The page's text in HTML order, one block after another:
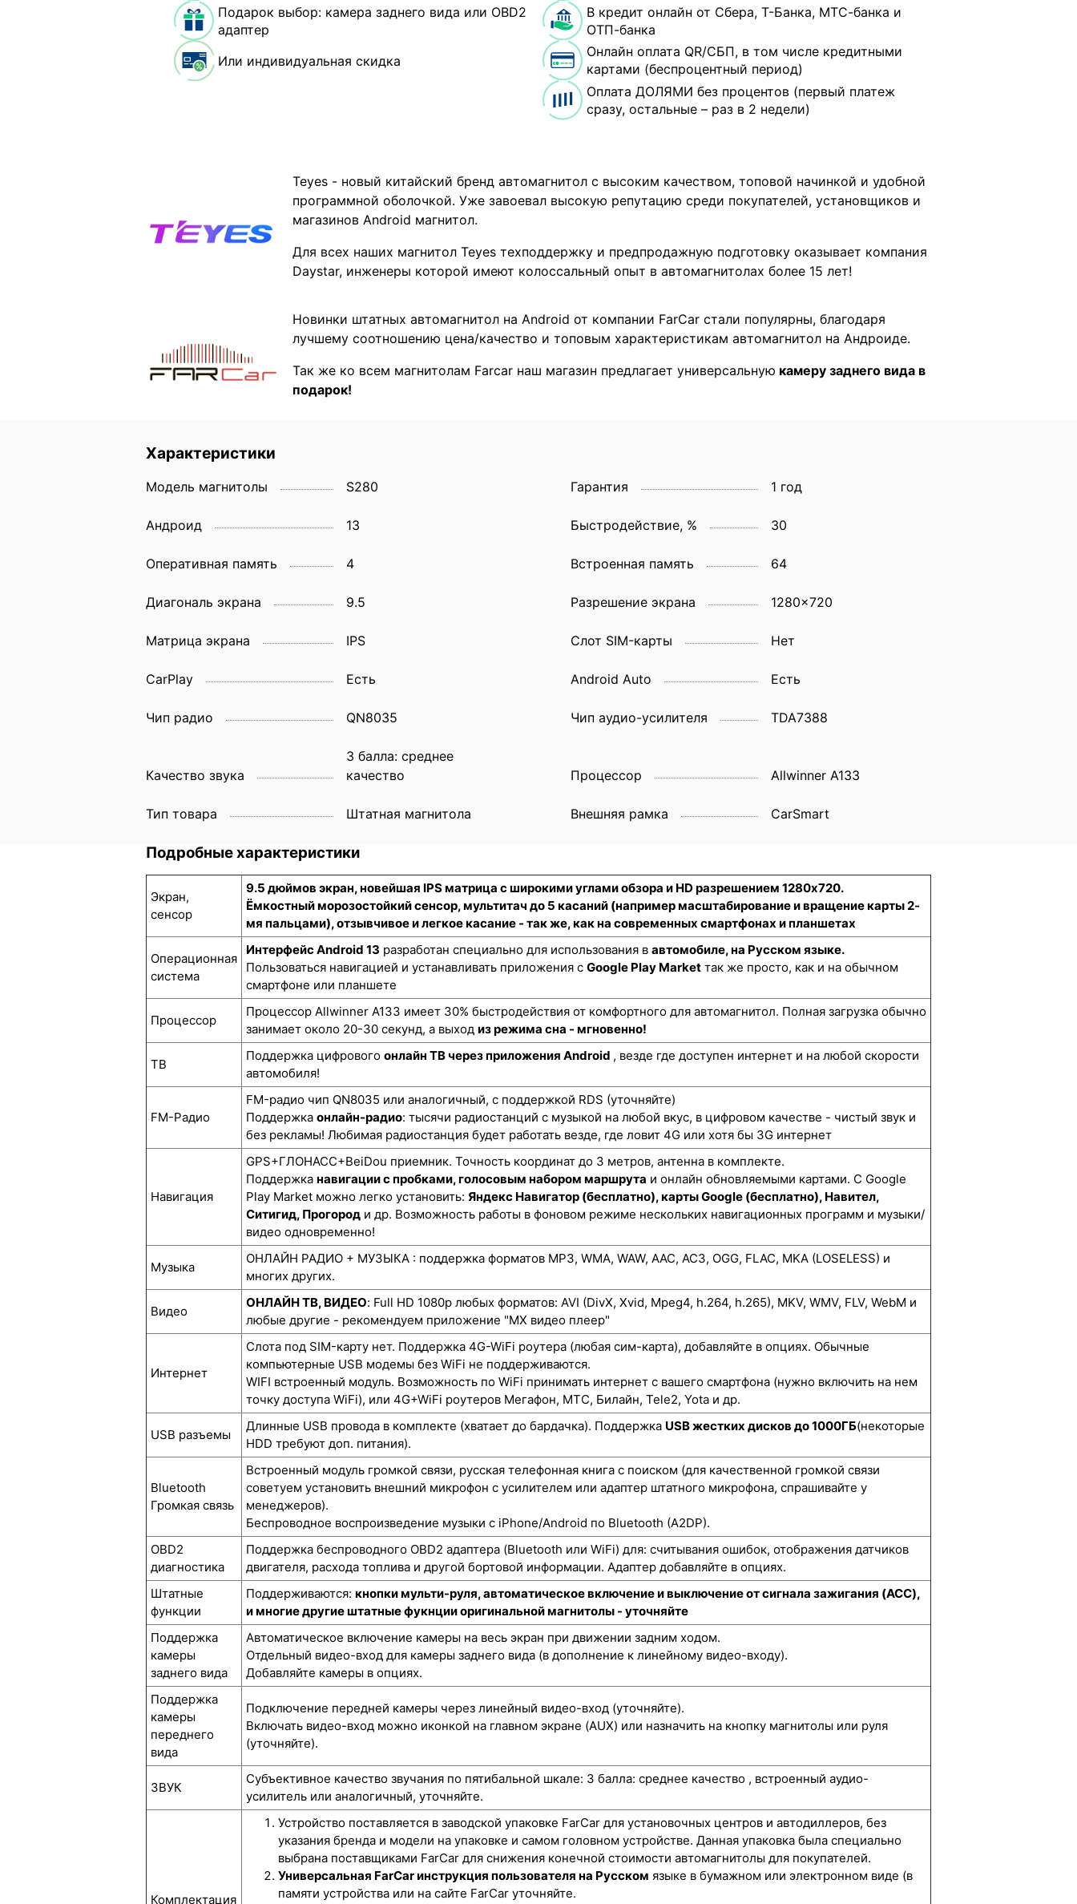
Подарок выбор: камера заднего вида или OBD2
адаптер
Или индивидуальная скидка
В кредит онлайн от Сбера, Т-Банка, МТС-банка и
ОТП-банка
Онлайн оплата QR/СБП, в том числе кредитными
картами (беспроцентный период)
Оплата ДОЛЯМИ без процентов (первый платеж
сразу, остальные – раз в 2 недели)
Teyes - новый китайский бренд автомагнитол с высоким качеством, топовой начинкой и удобной
программной оболочкой. Уже завоевал высокую репутацию среди покупателей, установщиков и
магазинов Android магнитол.
Для всех наших магнитол Teyes техподдержку и предпродажную подготовку оказывает компания
Daystar, инженеры которой имеют колоссальный опыт в автомагнитолах более 15 лет!
Новинки штатных автомагнитол на Android от компании FarCar стали популярны, благодаря
лучшему соотношению цена/качество и топовым характеристикам автомагнитол на Андроиде.
Так же ко всем магнитолам Farcar наш магазин предлагает универсальную камеру заднего вида в
подарок!
Характеристики
Модель магнитолы S280 Гарантия 1 год
Андроид 13 Быстродействие, % 30
Оперативная память 4 Встроенная память 64
Диагональ экрана 9.5 Разрешение экрана 1280x720
Матрица экрана IPS Слот SIM-карты Нет
CarPlay Есть Android Auto Есть
Чип радио QN8035 Чип аудио-усилителя TDA7388
Качество звука
3 балла: среднее
качество
Процессор Allwinner A133
Тип товара Штатная магнитола Внешняя рамка CarSmart
Подробные характеристики
Экран,
сенсор
9.5 дюймов экран, новейшая IPS матрица с широкими углами обзора и HD разрешением 1280x720.
Ёмкостный морозостойкий сенсор, мультитач до 5 касаний (например масштабирование и вращение карты 2-
мя пальцами), отзывчивое и легкое касание - так же, как на современных смартфонах и планшетах
Операционная
система
Интерфейс Android 13 разработан специально для использования в автомобиле, на Русском языке.
Пользоваться навигацией и устанавливать приложения с Google Play Market так же просто, как и на обычном
смартфоне или планшете
Процессор
Процессор Allwinner A133 имеет 30% быстродействия от комфортного для автомагнитол. Полная загрузка обычно
занимает около 20-30 секунд, а выход из режима сна - мгновенно!
ТВ
Поддержка цифрового онлайн ТВ через приложения Android , везде где доступен интернет и на любой скорости
автомобиля!
FM-Радио
FM-радио чип QN8035 или аналогичный, с поддержкой RDS (уточняйте)
Поддержка онлайн-радио: тысячи радиостанций с музыкой на любой вкус, в цифровом качестве - чистый звук и
без рекламы! Любимая радиостанция будет работать везде, где ловит 4G или хотя бы 3G интернет
Навигация
GPS+ГЛОНАСС+BeiDou приемник. Точность координат до 3 метров, антенна в комплекте.
Поддержка навигации с пробками, голосовым набором маршрута и онлайн обновляемыми картами. С Google
Play Market можно легко установить: Яндекс Навигатор (бесплатно), карты Google (бесплатно), Навител,
Ситигид, Прогород и др. Возможность работы в фоновом режиме нескольких навигационных программ и музыки/
видео одновременно!
Музыка
ОНЛАЙН РАДИО + МУЗЫКА : поддержка форматов MP3, WMA, WAW, AAC, AC3, OGG, FLAC, MKA (LOSELESS) и
многих других.
Видео
ОНЛАЙН ТВ, ВИДЕО: Full HD 1080p любых форматов: AVI (DivX, Xvid, Mpeg4, h.264, h.265), MKV, WMV, FLV, WebM и
любые другие - рекомендуем приложение "MX видео плеер"
Интернет
Слота под SIM-карту нет. Поддержка 4G-WiFi роутера (любая сим-карта), добавляйте в опциях. Обычные
компьютерные USB модемы без WiFi не поддерживаются.
WIFI встроенный модуль. Возможность по WiFi принимать интернет с вашего смартфона (нужно включить на нем
точку доступа WiFi), или 4G+WiFi роутеров Мегафон, МТС, Билайн, Tele2, Yota и др.
USB разъемы
Длинные USB провода в комплекте (хватает до бардачка). Поддержка USB жестких дисков до 1000ГБ(некоторые
HDD требуют доп. питания).
Bluetooth
Громкая связь
Встроенный модуль громкой связи, русская телефонная книга с поиском (для качественной громкой связи
советуем установить внешний микрофон с усилителем или адаптер штатного микрофона, спрашивайте у
менеджеров).
Беспроводное воспроизведение музыки с iPhone/Android по Bluetooth (A2DP).
OBD2
диагностика
Поддержка беспроводного OBD2 адаптера (Bluetooth или WiFi) для: считывания ошибок, отображения датчиков
двигателя, расхода топлива и другой бортовой информации. Адаптер добавляйте в опциях.
Штатные
функции
Поддерживаются: кнопки мульти-руля, автоматическое включение и выключение от сигнала зажигания (ACC),
и многие другие штатные фукнции оригинальной магнитолы - уточняйте
Поддержка
камеры
заднего вида
Автоматическое включение камеры на весь экран при движении задним ходом.
Отдельный видео-вход для камеры заднего вида (в дополнение к линейному видео-входу).
Добавляйте камеры в опциях.
Поддержка
камеры
переднего
вида
Подключение передней камеры через линейный видео-вход (уточняйте).
Включать видео-вход можно иконкой на главном экране (AUX) или назначить на кнопку магнитолы или руля
(уточняйте).
ЗВУК
Субъективное качество звучания по пятибальной шкале: 3 балла: среднее качество , встроенный аудио-
усилитель или аналогичный, уточняйте.
Комплектация
Устройство поставляется в заводской упаковке FarCar для установочных центров и автодиллеров, без
указания бренда и модели на упаковке и самом головном устройстве. Данная упаковка была специально
выбрана поставщиками FarCar для снижения конечной стоимости автомагнитолы для покупателей.
Универсальная FarCar инструкция пользователя на Русском языке в бумажном или электронном виде (в
памяти устройства или на сайте FarCar уточняйте.